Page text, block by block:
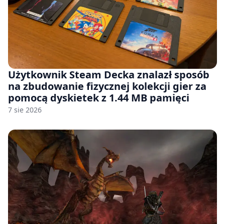
Użytkownik Steam Decka znalazł sposób
na zbudowanie fizycznej kolekcji gier za
pomocą dyskietek z 1.44 MB pamięci
7 sie 2026